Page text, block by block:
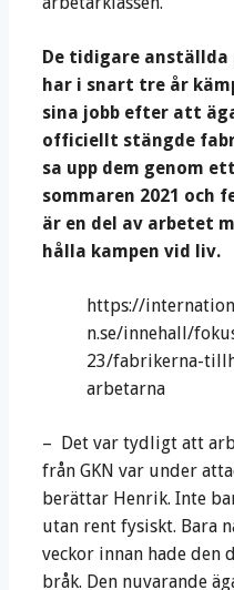
De tidigare anställda
har i snart tre år
sina jobb efter att
officiellt stängde
sa upp dem genom
sommaren 2021 och
är en del av arbetet
hålla kampen vid liv.
https://
n.se/innehall/
23/fabrikerna-
arbetarna
– Det var tydligt att
från GKN var under
berättar Henrik. Inte
utan rent fysiskt. Bara
veckor innan hade den
bråk. Den nuvarande